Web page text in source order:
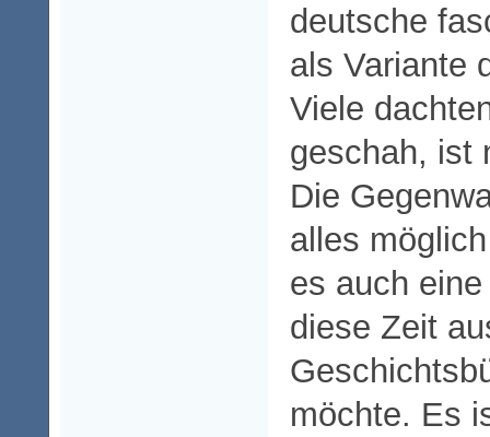
deutsche
als Variante
Viele
geschah, ist
Die
alles
es auch
diese Zeit
möchte. Es